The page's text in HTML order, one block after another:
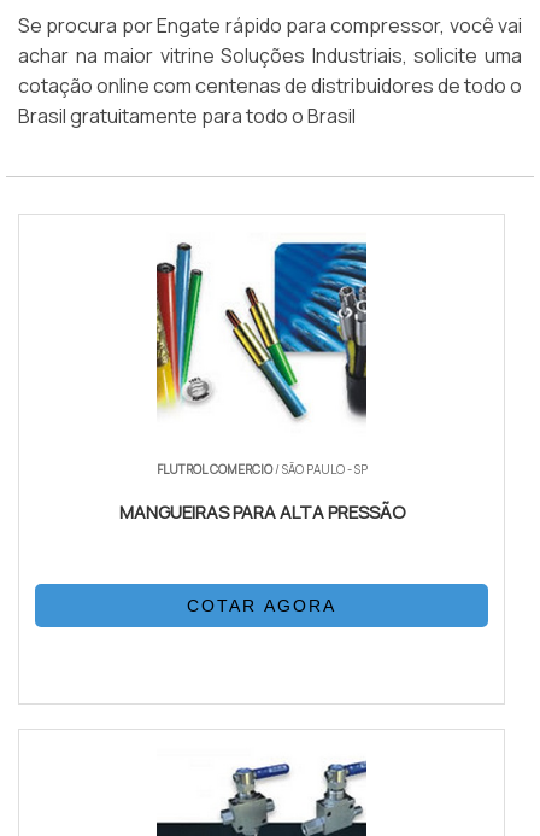
Se procura por Engate rápido para compressor, você vai
achar na maior vitrine Soluções Industriais, solicite uma
cotação online com centenas de distribuidores de todo o
Brasil gratuitamente para todo o Brasil
FLUTROL COMERCIO/ SÃO PAULO - SP
MANGUEIRAS PARA ALTA PRESSÃO
COTAR AGORA